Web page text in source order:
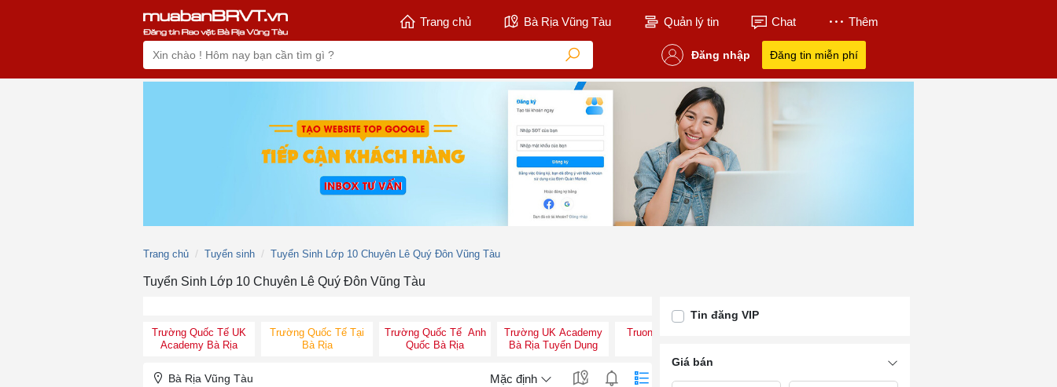
Trang chủ Bà Rịa Vũng Tàu Quản lý tin Chat Thêm
Đăng nhập Đăng tin miễn phí
Trang chủ Tuyển sinh Tuyển Sinh Lớp 10 Chuyên Lê Quý Đôn Vũng Tàu
Tuyển Sinh Lớp 10 Chuyên Lê Quý Đôn Vũng Tàu
Trường Quốc Tế UK
Academy Bà Rịa
Trường Quốc Tế Tại
Bà Rịa
Trường Quốc Tế Anh
Quốc Bà Rịa
Trường UK Academy
Bà Rịa Tuyển Dụng
Truong Quoc Te Ba
Bà Rịa Vũng Tàu Mặc định
Tin đăng VIP
Giá bán